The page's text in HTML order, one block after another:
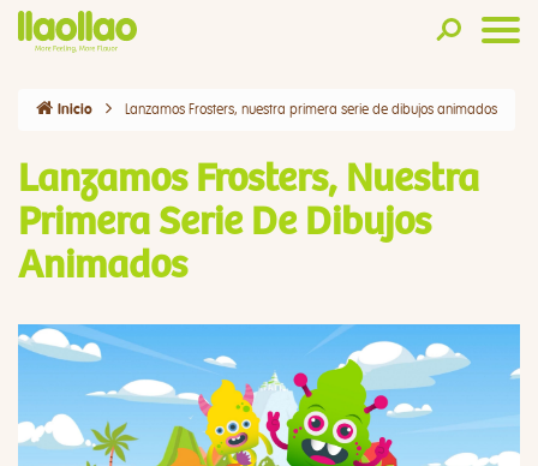
Inicio Lanzamos Frosters, nuestra primera serie de dibujos animados
Lanzamos Frosters, Nuestra
Primera Serie De Dibujos
Animados